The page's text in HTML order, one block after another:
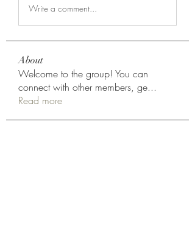
Write a comment...
About
Welcome to the group! You can
connect with other members, ge...
Read more